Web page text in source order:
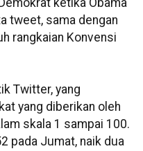
ketika Obama
tweet, sama dengan
rangkaian Konvensi
Twitter, yang
yang diberikan oleh
skala 1 sampai 100.
pada Jumat, naik dua